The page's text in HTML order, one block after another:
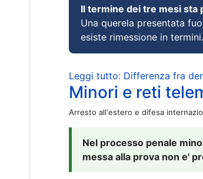
Il termine dei tre mesi sta
Una querela presentata
esiste rimessione in termini.
Leggi tutto: Differenza fra
Minori e reti
Arresto all'estero e difesa
Nel processo penale
messa alla prova non e'